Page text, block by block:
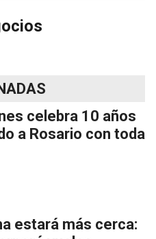
celebra 10 años
a Rosario con toda
estará más cerca: